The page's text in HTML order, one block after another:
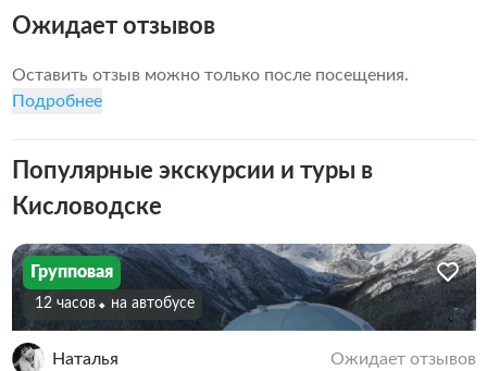
Ожидает отзывов
Оставить отзыв можно только после посещения.
Подробнее
Популярные экскурсии и туры в
Кисловодске
Групповая
12 часов На автобусе
Наталья Ожидает отзывов